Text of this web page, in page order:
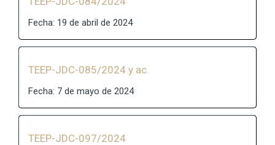
Fecha: 19 de abril de 2024
TEEP-JDC-085/2024 y ac.
Fecha: 7 de mayo de 2024
TEEP-JDC-097/2024